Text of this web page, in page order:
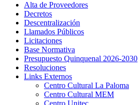
Alta de Proveedores
Decretos
Descentralización
Llamados Públicos
Licitaciones
Base Normativa
Presupuesto Quinquenal 2026-2030
Resoluciones
Links Externos
Centro Cultural La Paloma
Centro Cultural MEM